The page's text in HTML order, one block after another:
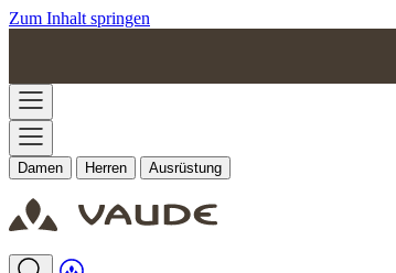
Zum Inhalt springen
Damen Herren Ausrüstung